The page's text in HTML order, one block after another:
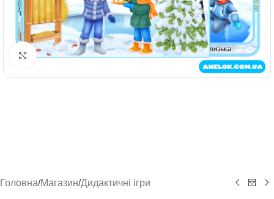
Натисніть, щоб збільшити
Головна/Магазин/Дидактичні ігри